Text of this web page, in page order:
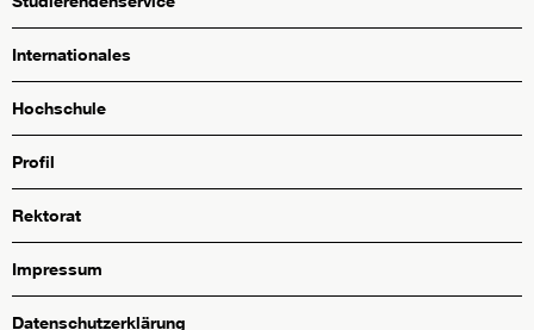
Internationales
Hochschule
Profil
Rektorat
Impressum
Datenschutzerklärung